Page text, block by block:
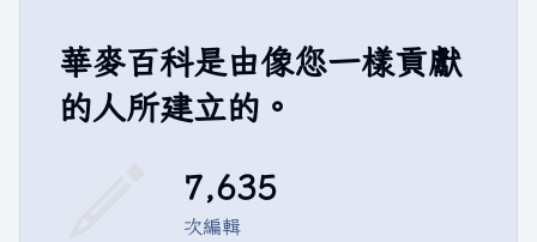
華麥百科是由像您一樣貢獻
的人所建立的。
7,635
次編輯